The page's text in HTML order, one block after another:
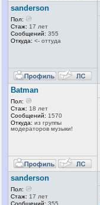
sanderson
Пол:
Стаж: 17 лет
Сообщений: 355
Откуда: <- оттуда
Batman
Пол:
Стаж: 18 лет
Сообщений: 1570
Откуда: из группы
модераторов музыки!
sanderson
Пол:
Стаж: 17 лет